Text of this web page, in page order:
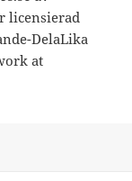
licensierad
DelaLika
at